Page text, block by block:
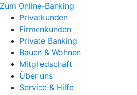
Zum Online-Banking
Privatkunden
Firmenkunden
Private Banking
Bauen & Wohnen
Mitgliedschaft
Über uns
Service & Hilfe